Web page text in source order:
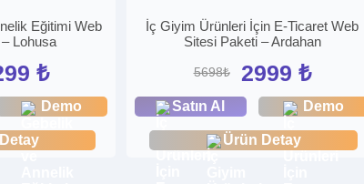
Eğitimi Web
Lohusa
₺
Demo
İç Giyim Ürünleri İçin E-Ticaret Web
Sitesi Paketi – Ardahan
5698₺ 2999 ₺
Satın Al Demo
Ürün Detay